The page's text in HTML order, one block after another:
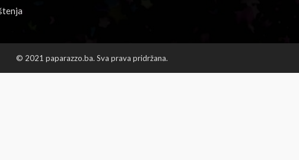
© 2021 paparazzo.ba. Sva prava pridržana.